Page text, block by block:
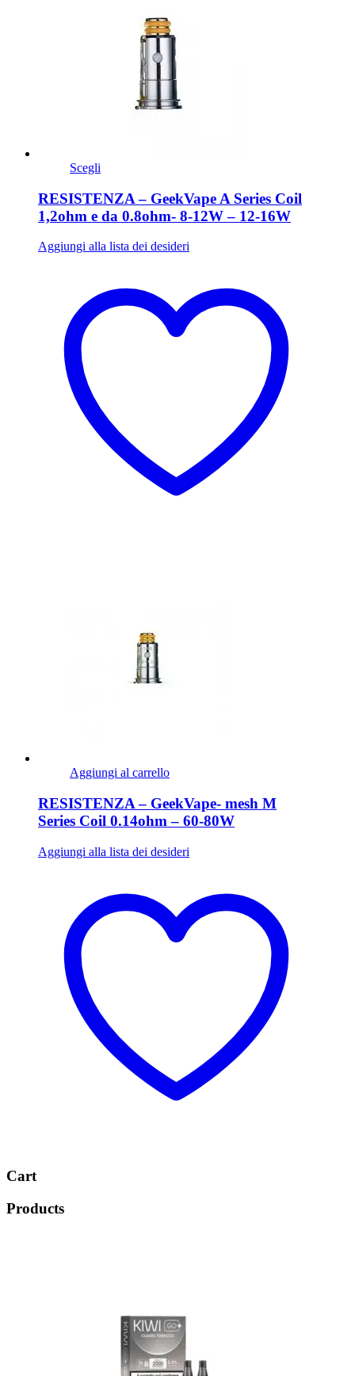
Scegli
RESISTENZA – GeekVape A Series Coil
1,2ohm e da 0.8ohm- 8-12W – 12-16W
Aggiungi alla lista dei desideri
Aggiungi al carrello
RESISTENZA – GeekVape- mesh M
Series Coil 0.14ohm – 60-80W
Aggiungi alla lista dei desideri
Cart
Products